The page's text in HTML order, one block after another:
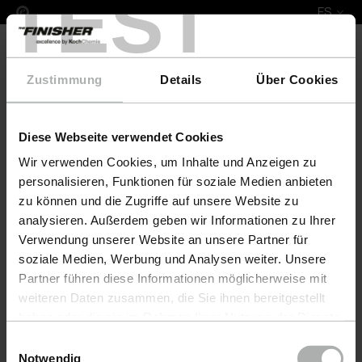
TEST
Zustimmung Details Über Cookies
Diese Webseite verwendet Cookies
Wir verwenden Cookies, um Inhalte und Anzeigen zu
personalisieren, Funktionen für soziale Medien anbieten
zu können und die Zugriffe auf unsere Website zu
analysieren. Außerdem geben wir Informationen zu Ihrer
Verwendung unserer Website an unsere Partner für
soziale Medien, Werbung und Analysen weiter. Unsere
Partner führen diese Informationen möglicherweise mit
weiteren Daten zusammen, die Sie ihnen bereitgestellt
Einstellungen zu den Cookies finden Sie unter
Notwendig
ES
COLOURLOCK Leather Fresh 100 ml Bentley